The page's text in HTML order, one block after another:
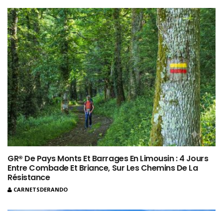
GR® De Pays Monts Et Barrages En Limousin : 4 Jours
Entre Combade Et Briance, Sur Les Chemins De La
Résistance
CARNETSDERANDO